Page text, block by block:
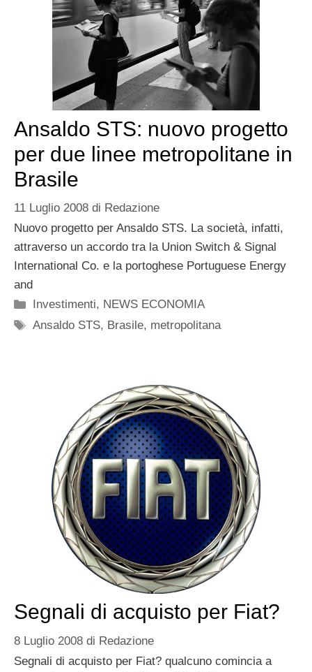
Ansaldo STS: nuovo progetto
per due linee metropolitane in
Brasile
11 Luglio 2008 di Redazione
Nuovo progetto per Ansaldo STS. La società, infatti,
attraverso un accordo tra la Union Switch & Signal
International Co. e la portoghese Portuguese Energy
and
Categorie
Investimenti, NEWS ECONOMIA
Tag
Ansaldo STS, Brasile, metropolitana
Segnali di acquisto per Fiat?
8 Luglio 2008 di Redazione
Segnali di acquisto per Fiat? qualcuno comincia a